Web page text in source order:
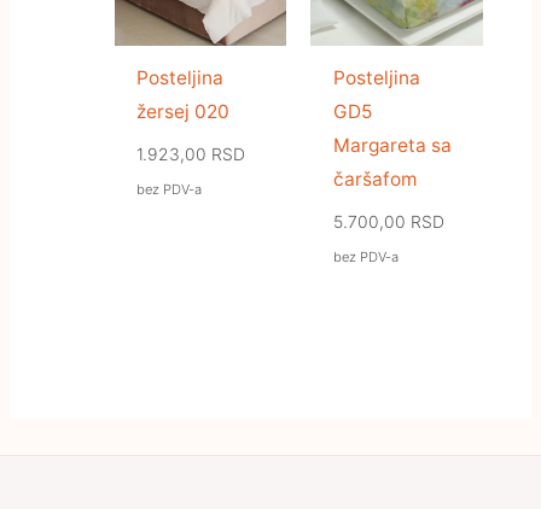
Posteljina
žersej 020
1.923,00 RSD
bez PDV-a
Posteljina
GD5
Margareta sa
čaršafom
5.700,00 RSD
bez PDV-a